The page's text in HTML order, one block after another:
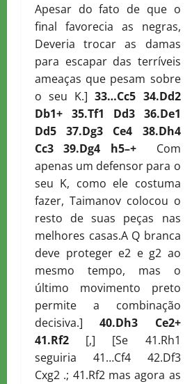
Apesar do fato de que o
final favorecia as negras,
Deveria trocar as damas
para escapar das terríveis
ameaças que pesam sobre
o seu K.]33…Cc5 34.Dd2
Db1+ 35.Tf1 Dd3 36.De1
Dd5 37.Dg3 Ce4 38.Dh4
Cc3 39.Dg4 h5–+
Com
apenas um defensor para o
seu K, como ele costuma
fazer, Taimanov colocou o
resto de suas peças nas
melhores casas.A Q branca
deve proteger e2 e g2 ao
mesmo tempo, mas o
último movimento preto
permite a combinação
decisiva.]40.Dh3 Ce2+
41.Rf2 [,] [Se 41.Rh1
seguiria 41…Cf4 42.Df3
Cxg2 .; 41.Rf2 mas agora as